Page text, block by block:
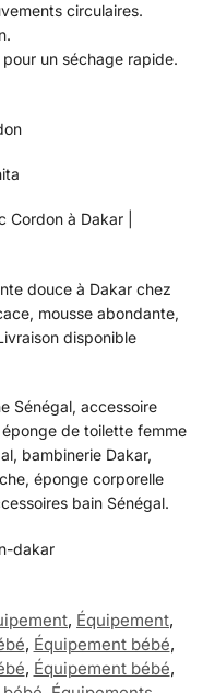
circulaires.
un séchage rapide.
Cordon à Dakar |
douce à Dakar chez
mousse abondante,
disponible
Sénégal, accessoire
de toilette femme
bambinerie Dakar,
éponge corporelle
bain Sénégal.
dakar
, Équipement,
, Équipement bébé,
, Équipement bébé,